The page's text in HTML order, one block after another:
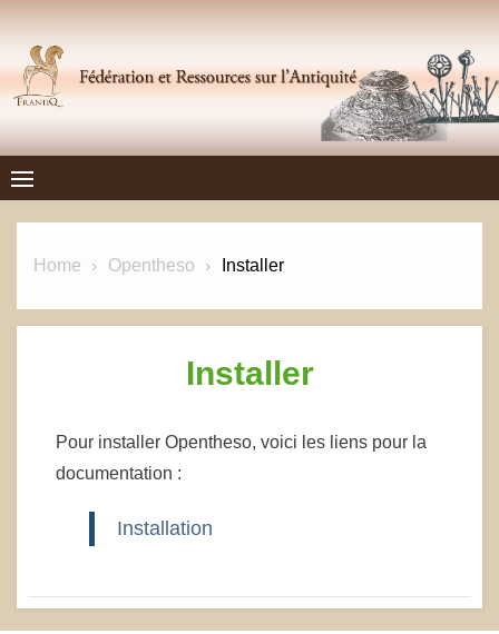
content
Frantiq
FÉDÉRATION ET RESSOURCES SUR L'ANTIQUITÉ
Home Opentheso Installer
Installer
Pour installer Opentheso, voici les liens pour la
documentation :
Installation